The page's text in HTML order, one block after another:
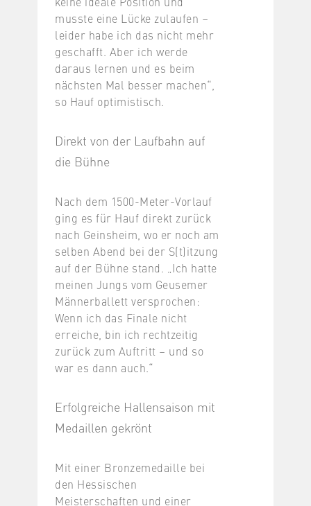
musste eine Lücke zulaufen –
leider habe ich das nicht mehr
geschafft. Aber ich werde
daraus lernen und es beim
nächsten Mal besser machen“,
so Hauf optimistisch.
Direkt von der Laufbahn auf
die Bühne
Nach dem 1500-Meter-Vorlauf
ging es für Hauf direkt zurück
nach Geinsheim, wo er noch am
selben Abend bei der S(t)itzung
auf der Bühne stand. „Ich hatte
meinen Jungs vom Geusemer
Männerballett versprochen:
Wenn ich das Finale nicht
erreiche, bin ich rechtzeitig
zurück zum Auftritt – und so
war es dann auch.“
Erfolgreiche Hallensaison mit
Medaillen gekrönt
Mit einer Bronzemedaille bei
den Hessischen
Meisterschaften und einer